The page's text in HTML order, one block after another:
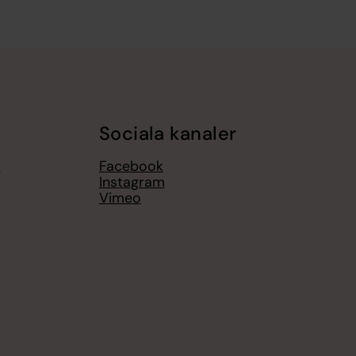
Sociala kanaler
Facebook
Instagram
Vimeo